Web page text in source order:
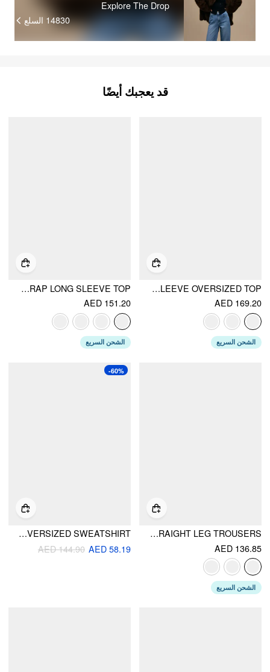
Explore The Drop
14830 السلع
قد يعجبك أيضًا
CABLE KNIT OFF-SHOULDER LANTERN SLEEVE OVERSIZED TOP
AED 169.20
الشحن السريع
KNIT V-NECK SOLID LACE TRIM WRAP LONG SLEEVE TOP
AED 151.20
الشحن السريع
HIGH STRETCH COTTON-BLEND FOLD OVER LOW RISE STRAIGHT LEG TROUSERS
AED 136.85
الشحن السريع
-60%
COTTON-BLEND OFF-SHOULDER DRAWSTRING OVERSIZED SWEATSHIRT
AED 58.19
AED 144.90